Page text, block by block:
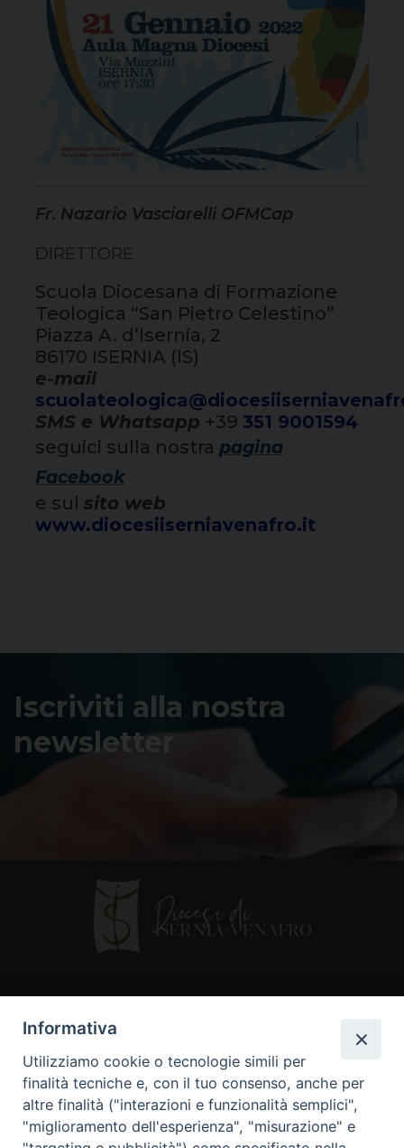
Fr. Nazario Vasciarelli OFMCap
DIRETTORE
Scuola Diocesana di Formazione
Teologica “San Pietro Celestino”
Piazza A. d’Isernia, 2
86170 ISERNIA (IS)
e-mail
SMS e Whatsapp +39 351 9001594
seguici sulla nostra pagina
Facebook
e sul sito web
www.diocesiiserniavenafro.it
Iscriviti alla nostra
newsletter
86170 Isernia
086550849
segreteria@diocesiiserniavenafro.it
Informativa
Utilizziamo cookie o tecnologie simili per
finalità tecniche e, con il tuo consenso, anche per
altre finalità ("interazioni e funzionalità semplici",
"miglioramento dell'esperienza", "misurazione" e